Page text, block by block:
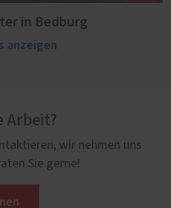
in Bedburg
anzeigen
Arbeit?
wir nehmen uns
Sie gerne!